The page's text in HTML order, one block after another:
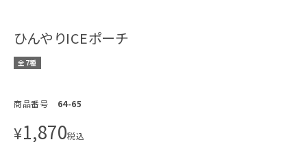
ひんやりICEポーチ
全7種
商品番号 64-65
¥1,870税込